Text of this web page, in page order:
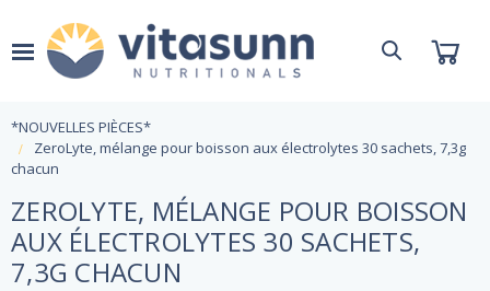
*NOUVELLES PIÈCES*
ZeroLyte, mélange pour boisson aux électrolytes 30 sachets, 7,3g
chacun
ZEROLYTE, MÉLANGE POUR BOISSON
AUX ÉLECTROLYTES 30 SACHETS,
7,3G CHACUN